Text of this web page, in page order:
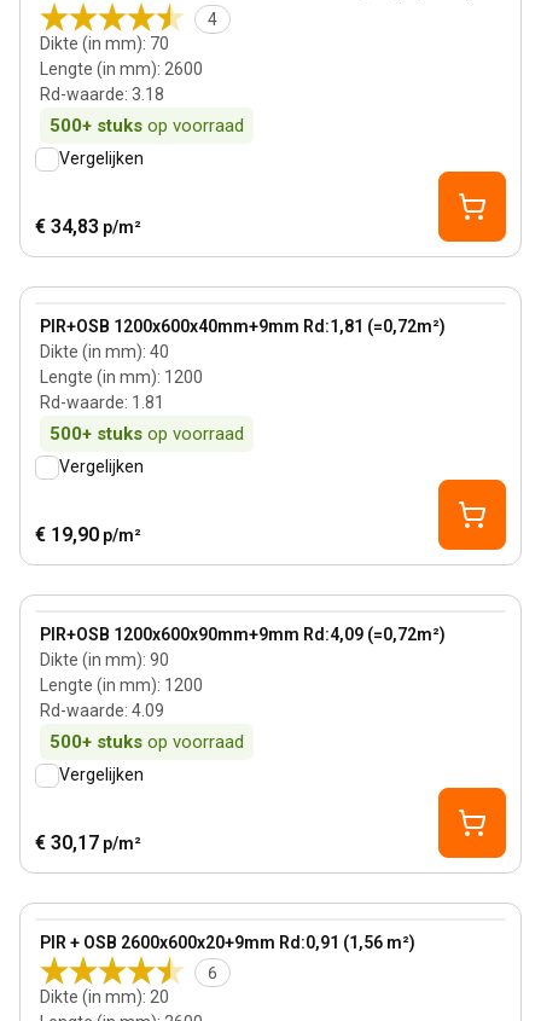
4
Dikte (in mm): 70
Lengte (in mm): 2600
Rd-waarde: 3.18
500+ stuks op voorraad
Vergelijken
€ 34,83 p/m²
PIR+OSB 1200x600x40mm+9mm Rd:1,81 (=0,72m²)
Dikte (in mm): 40
Lengte (in mm): 1200
Rd-waarde: 1.81
500+ stuks op voorraad
View product
Vergelijken
€ 19,90 p/m²
PIR+OSB 1200x600x90mm+9mm Rd:4,09 (=0,72m²)
Dikte (in mm): 90
Lengte (in mm): 1200
Rd-waarde: 4.09
500+ stuks op voorraad
View product
Vergelijken
€ 30,17 p/m²
PIR + OSB 2600x600x20+9mm Rd:0,91 (1,56 m²)
6
Dikte (in mm): 20
View product